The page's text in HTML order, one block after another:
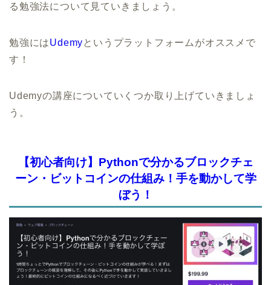
る勉強法について見ていきましょう。
勉強にはUdemyというプラットフォームがオススメで
す！
Udemyの講座についていくつか取り上げていきましょ
う。
【初心者向け】Pythonで分かるブロックチェ
ーン・ビットコインの仕組み！手を動かして学
ぼう！